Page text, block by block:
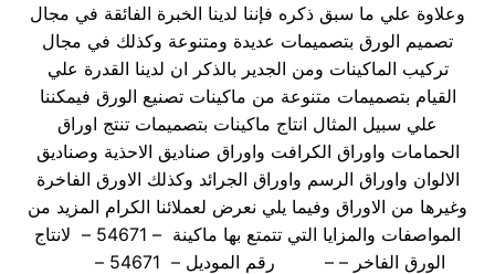
وعلاوة علي ما سبق ذكره فإننا لدينا الخبرة الفائقة في مجال
تصميم الورق بتصميمات عديدة ومتنوعة وكذلك في مجال
تركيب الماكينات ومن الجدير بالذكر ان لدينا القدرة علي
القيام بتصميمات متنوعة من ماكينات تصنيع الورق فيمكننا
علي سبيل المثال انتاج ماكينات بتصميمات تنتج اوراق
الحمامات واوراق الكرافت واوراق صناديق الاحذية وصناديق
الالوان واوراق الرسم واوراق الجرائد وكذلك الاورق الفاخرة
وغيرها من الاوراق وفيما يلي نعرض لعملائنا الكرام المزيد من
المواصفات والمزايا التي تتمتع بها ماكينة – 54671 – لانتاج
الورق الفاخر – – رقم الموديل – 54671 –